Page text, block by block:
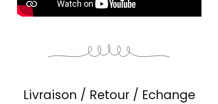
Livraison / Retour / Echange